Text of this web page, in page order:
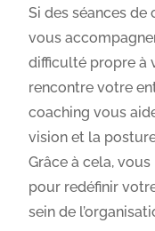
Si des séances
vous
difficulté propre à
rencontre votre
coaching vous
vision et la
Grâce à cela,
pour redéfinir
sein de